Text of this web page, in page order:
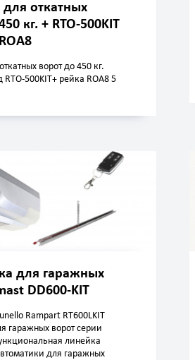
откатных
кг. + RTO-500KIT
ворот до 450 кг.
RTO-500KIT+ рейка ROA8 5
для гаражных
DD600-KIT
Rampart RT600LKIT
гаражных ворот серии
линейка
для гаражных